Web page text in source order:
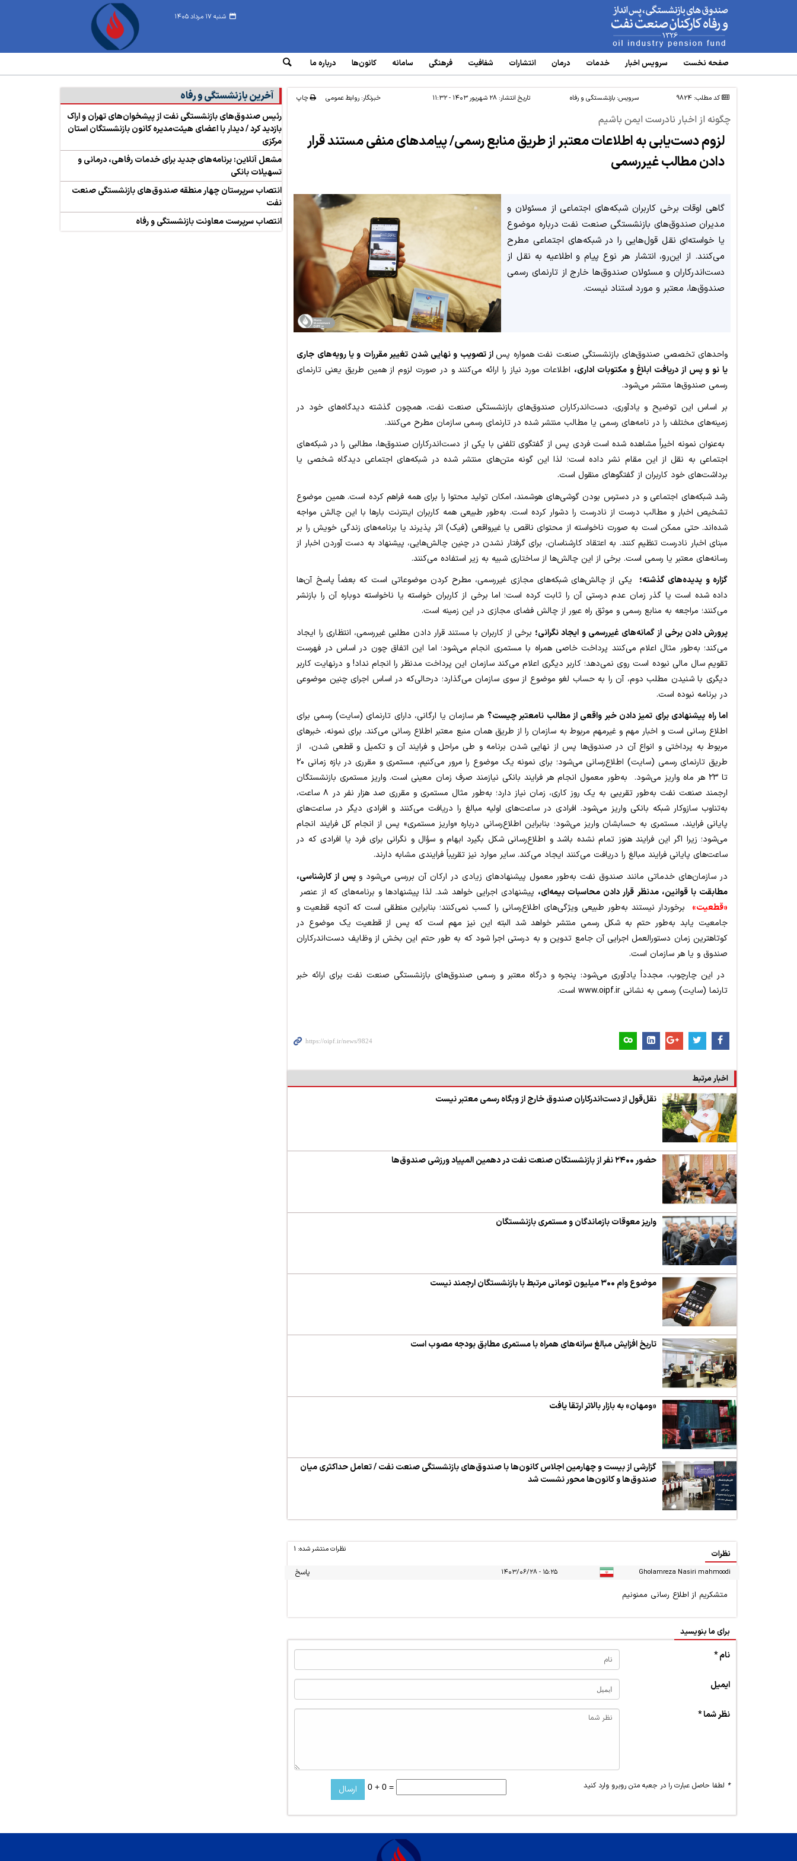
شنبه ۱۷ مرداد ۱۴۰۵ www.oipf.ir
صفحه نخست سرویس‌ اخبار خدمات درمان انتشارات شفافیت فرهنگی سامانه‌ کانون‌ها درباره ما
کد مطلب: 9824 سرویس: بازنشستگی و رفاه تاریخ انتشار:۲۸ شهریور ۱۴۰۳ - ۱۱:۳۲ خبرنگار: روابط عمومی چاپ
چگونه از اخبار نادرست ایمن باشیم
لزوم دست‌یابی به اطلاعات معتبر از طریق منابع رسمی/ پیامدهای منفی مستند قرار
دادن مطالب غیررسمی
گاهی اوقات برخی کاربران شبکه‌های اجتماعی از مسئولان و
مدیران صندوق‌های بازنشستگی صنعت نفت درباره موضوع
یا خواسته‌ای نقل‌ قول‌هایی را در شبکه‌های اجتماعی مطرح
می‌کنند. از این‌رو، انتشار هر نوع پیام و اطلاعیه به نقل از
دست‌اندرکاران و مسئولان صندوق‌ها خارج از تارنمای رسمی
صندوق‌ها، معتبر و مورد استناد نیست.
واحدهای تخصصی صندوق‌های بازنشستگی صنعت نفت همواره پس از تصویب و نهایی شدن تغییر مقررات و یا رویه‌های جاری
یا نو و پس از دریافت ابلاغ و مکتوبات اداری، اطلاعات مورد نیاز را ارائه می‌کنند و در صورت لزوم از همین طریق یعنی تارنمای
رسمی صندوق‌ها منتشر می‌شود.
بر اساس این توضیح و یادآوری، دست‌اندرکاران صندوق‌های بازنشستگی صنعت نفت، همچون گذشته دیدگاه‌های خود در
زمینه‌های مختلف را در نامه‌های رسمی یا مطالب منتشر شده در تارنمای رسمی سازمان مطرح می‌کنند.
به‌عنوان نمونه اخیراً مشاهده شده است فردی پس از گفتگوی تلفنی با یکی از دست‌اندرکاران صندوق‌ها، مطالبی را در شبکه‌های
اجتماعی به نقل از این مقام نشر داده است؛ لذا این گونه متن‌های منتشر شده در شبکه‌های اجتماعی دیدگاه شخصی یا
برداشت‌های خود کاربران از گفتگوهای منقول است.
رشد شبکه‌های اجتماعی و در دسترس بودن گوشی‌های هوشمند، امکان تولید محتوا را برای همه فراهم کرده است. همین موضوع
تشخیص اخبار و مطالب درست از نادرست را دشوار کرده است. به‌طور طبیعی همه کاربران اینترنت بارها با این چالش مواجه
شده‌اند. حتی ممکن است به صورت ناخواسته از محتوای ناقص یا غیرواقعی (فیک) اثر پذیرند یا برنامه‌های زندگی خویش را بر
مبنای اخبار نادرست تنظیم کنند. به اعتقاد کارشناسان، برای گرفتار نشدن در چنین چالش‌هایی، پیشنهاد به دست آوردن اخبار از
رسانه‌های معتبر یا رسمی است. برخی از این چالش‌ها از ساختاری شبیه به زیر استفاده می‌کنند.
گزاره و پدیده‌های گذشته؛ یکی از چالش‌های شبکه‌های مجازی غیررسمی، مطرح کردن موضوعاتی است که بعضاً پاسخ آن‌ها
داده شده است یا گذر زمان عدم درستی آن را ثابت کرده است؛ اما برخی از کاربران خواسته یا ناخواسته دوباره آن را بازنشر
می‌کنند؛ مراجعه به منابع رسمی و موثق راه عبور از چالش فضای مجازی در این زمینه است.
پرورش دادن برخی از گمانه‌های غیررسمی و ایجاد نگرانی؛ برخی از کاربران با مستند قرار دادن مطلبی غیررسمی، انتظاری را ایجاد
می‌کند؛ به‌طور مثال اعلام می‌کنند پرداخت خاصی همراه با مستمری انجام می‌شود؛ اما این اتفاق چون در اساس در فهرست
تقویم سال مالی نبوده است روی نمی‌دهد؛ کاربر دیگری اعلام می‌کند سازمان این پرداخت مدنظر را انجام نداد! و درنهایت کاربر
دیگری با شنیدن مطلب دوم، آن را به حساب لغو موضوع از سوی سازمان می‌گذارد؛ درحالی‌که در اساس اجرای چنین موضوعی
در برنامه نبوده است.
اما راه پیشنهادی برای تمیز دادن خبر واقعی از مطالب نامعتبر چیست؟ هر سازمان یا ارگانی، دارای تارنمای (سایت) رسمی برای
اطلاع رسانی است و اخبار مهم و غیرمهم مربوط به سازمان را از طریق همان منبع معتبر اطلاع رسانی می‌کند. برای نمونه، خبرهای
مربوط به پرداختی و انواع آن در صندوق‌ها پس از نهایی شدن برنامه و طی مراحل و فرایند آن و تکمیل و قطعی شدن، از
طریق تارنمای رسمی (سایت) اطلاع‌رسانی می‌شود؛ برای نمونه یک موضوع را مرور می‌کنیم، مستمری و مقرری در بازه زمانی ۲۰
تا ۲۳ هر ماه واریز می‌شود. به‌طور معمول انجام هر فرایند بانکی نیازمند صرف زمان معینی است. واریز مستمری بازنشستگان
ارجمند صنعت نفت به‌طور تقریبی به یک روز کاری، زمان نیاز دارد؛ به‌طور مثال مستمری و مقرری صد هزار نفر در ۸ ساعت،
به‌تناوب سازوکار شبکه بانکی واریز می‌شود. افرادی در ساعت‌های اولیه مبالغ را دریافت می‌کنند و افرادی دیگر در ساعت‌های
پایانی فرایند، مستمری به حسابشان واریز می‌شود؛ بنابراین اطلاع‌رسانی درباره «واریز مستمری» پس از انجام کل فرایند انجام
می‌شود؛ زیرا اگر این فرایند هنوز تمام نشده باشد و اطلاع‌رسانی شکل بگیرد ابهام و سؤال و نگرانی برای فرد یا افرادی که در
ساعت‌های پایانی فرایند مبالغ را دریافت می‌کنند ایجاد می‌کند. سایر موارد نیز تقریباً فرایندی مشابه دارند.
در سازمان‌های خدماتی مانند صندوق نفت به‌طور معمول پیشنهادهای زیادی در ارکان آن بررسی می‌شود و پس از کارشناسی،
مطابقت با قوانین، مدنظر قرار دادن محاسبات بیمه‌ای، پیشنهادی اجرایی خواهد شد. لذا پیشنهادها و برنامه‌های که از عنصر
«قطعیت» برخوردار نیستند به‌طور طبیعی ویژگی‌های اطلاع‌رسانی را کسب نمی‌کنند؛ بنابراین منطقی است که آنچه قطعیت و
جامعیت یابد به‌طور حتم به شکل رسمی منتشر خواهد شد البته این نیز مهم است که پس از قطعیت یک موضوع در
کوتاهترین زمان دستورالعمل اجرایی آن جامع تدوین و به درستی اجرا شود که به طور حتم این بخش از وظایف دست‌اندرکاران
صندوق و یا هر سازمان است.
در این چارچوب، مجدداً یادآوری می‌شود: پنجره و درگاه معتبر و رسمی صندوق‌های بازنشستگی صنعت نفت برای ارائه خبر
تارنما (سایت) رسمی به نشانی www.oipf.ir است.
اخبار مرتبط
نقل‌قول از دست‌اندرکاران صندوق خارج از وبگاه رسمی معتبر نیست
حضور ۲۴۰۰ نفر از بازنشستگان صنعت نفت در دهمین المپیاد ورزشی صندوق‌ها
واریز معوقات بازماندگان و مستمری بازنشستگان
موضوع وام ۳۰۰ میلیون تومانی مرتبط با بازنشستگان ارجمند نیست
تاریخ افزایش مبالغ سرانه‌های همراه با مستمری مطابق بودجه مصوب است
«ومهان» به بازار بالاتر ارتقا یافت
گزارشی از بیست و چهارمین اجلاس کانون‌ها با صندوق‌های بازنشستگی صنعت نفت / تعامل حداکثری میان
صندوق‌ها و کانون‌ها محور نشست شد
نظرات نظرات منتشر شده: 1
Gholamreza Nasiri mahmoodi ۱۵:۲۵ - ۱۴۰۳/۰۶/۲۸ پاسخ
متشکریم از اطلاع رسانی ممنونیم
برای ما بنویسید
نام *
ایمیل
نظر شما *
* لطفا حاصل عبارت را در جعبه متن روبرو وارد کنید 0 + 0 =
آخرین بازنشستگی و رفاه
رئیس صندوق‌های بازنشستگی نفت از پیشخوان‌های تهران و اراک
بازدید کرد / دیدار با اعضای هیئت‌مدیره کانون بازنشستگان استان
مرکزی
مشعل آنلاین: برنامه‌های جدید برای خدمات رفاهی، درمانی و
تسهیلات بانکی
انتصاب سرپرستان چهار منطقه صندوق‌های بازنشستگی صنعت
نفت
انتصاب سرپرست معاونت بازنشستگی و رفاه